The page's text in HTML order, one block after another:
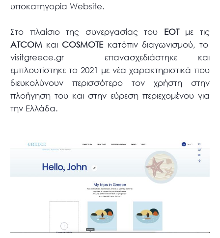
υποκατηγορία Website.
Στο πλαίσιο της συνεργασίας του ΕΟΤμε τις
ATCOM και COSMOTEκατόπιν διαγωνισμού, το
visitgreece.gr επανασχεδιάστηκε και
εμπλουτίστηκε το 2021 με νέα χαρακτηριστικά που
διευκολύνουν περισσότερο τον χρήστη στην
πλοήγηση του και στην εύρεση περιεχομένου για
την Ελλάδα.